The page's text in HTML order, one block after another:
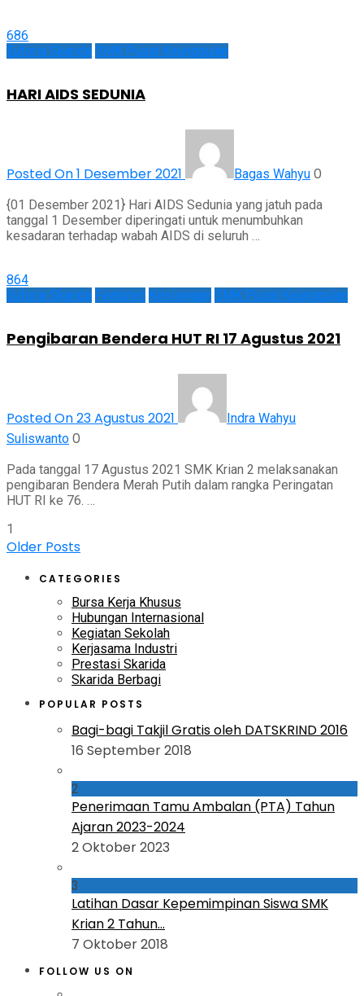
686
Euforia Skarida SMK Pusat Keunggulan
HARI AIDS SEDUNIA
Posted On 1 Desember 2021 Bagas Wahyu 0
{01 Desember 2021} Hari AIDS Sedunia yang jatuh pada
tanggal 1 Desember diperingati untuk menumbuhkan
kesadaran terhadap wabah AIDS di seluruh …
864
Euforia Skarida Featured Kesiswaan SMK Pusat Keunggulan
Pengibaran Bendera HUT RI 17 Agustus 2021
Posted On 23 Agustus 2021
Indra Wahyu
Suliswanto 0
Pada tanggal 17 Agustus 2021 SMK Krian 2 melaksanakan
pengibaran Bendera Merah Putih dalam rangka Peringatan
HUT RI ke 76. …
1
Older Posts
CATEGORIES
Bursa Kerja Khusus
Hubungan Internasional
Kegiatan Sekolah
Kerjasama Industri
Prestasi Skarida
Skarida Berbagi
POPULAR POSTS
Bagi-bagi Takjil Gratis oleh DATSKRIND 2016
16 September 2018
2
Penerimaan Tamu Ambalan (PTA) Tahun
Ajaran 2023-2024
2 Oktober 2023
3
Latihan Dasar Kepemimpinan Siswa SMK
Krian 2 Tahun...
7 Oktober 2018
FOLLOW US ON